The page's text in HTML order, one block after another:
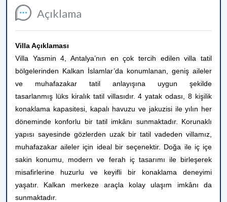
Açıklama
Villa Açıklaması
Villa Yasmin 4, Antalya’nın en çok tercih edilen villa tatil
bölgelerinden Kalkan İslamlar’da konumlanan, geniş aileler
ve muhafazakar tatil anlayışına uygun şekilde
tasarlanmış lüks kiralık tatil villasıdır. 4 yatak odası, 8 kişilik
konaklama kapasitesi, kapalı havuzu ve jakuzisi ile yılın her
döneminde konforlu bir tatil imkânı sunmaktadır. Korunaklı
yapısı sayesinde gözlerden uzak bir tatil vadeden villamız,
muhafazakar aileler için ideal bir seçenektir. Doğa ile iç içe
sakin konumu, modern ve ferah iç tasarımı ile birleşerek
misafirlerine huzurlu ve keyifli bir konaklama deneyimi
yaşatır. Kalkan merkeze araçla kolay ulaşım imkânı da
sunmaktadır.